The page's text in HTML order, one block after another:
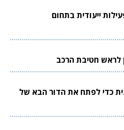
ייעודית בתחום
לראש חטיבת הרכב
כדי לפתח את הדור הבא של